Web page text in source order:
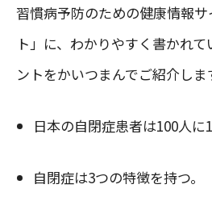
習慣病予防のための健康情報
ト」に、わかりやすく書かれ
ントをかいつまんでご紹介しま
日本の自閉症患者は100人に
自閉症は3つの特徴を持つ。